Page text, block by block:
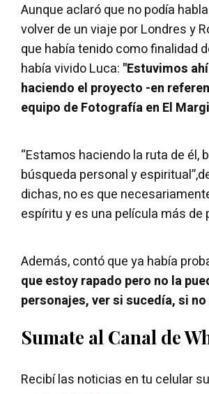
Aunque aclaró que no podía
volver de un viaje por Londres y
que había tenido como finalidad
había vivido Luca: "Estuvimos
haciendo el proyecto -en
equipo de Fotografía en El
“Estamos haciendo la ruta de él,
búsqueda personal y
dichas, no es que
espíritu y es una película más de
Además, contó que ya había
que estoy rapado pero no la
personajes, ver si sucedía, si
Sumate al Canal de
Recibí las noticias en tu celular